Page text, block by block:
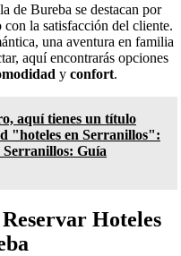
de Bureba se destacan por
la satisfacción del cliente.
una aventura en familia
aquí encontrarás opciones
y confort.
aquí tienes un título
"hoteles en Serranillos":
Serranillos: Guía
Hoteles